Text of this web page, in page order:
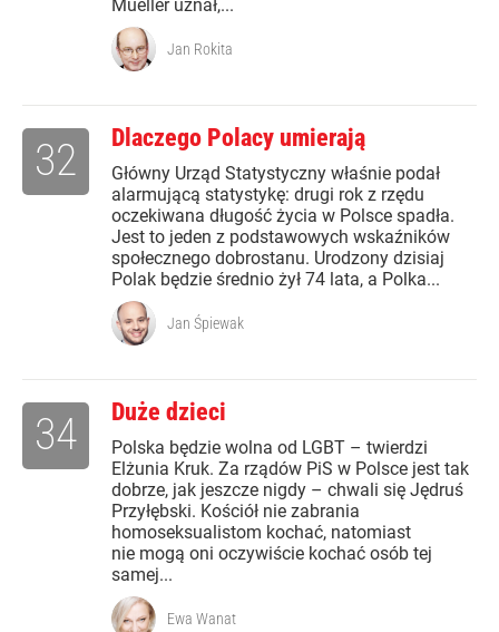
Mueller uznał,...
Jan Rokita
Dlaczego Polacy umierają
Główny Urząd Statystyczny właśnie podał
alarmującą statystykę: drugi rok z rzędu
oczekiwana długość życia w Polsce spadła.
Jest to jeden z podstawowych wskaźników
społecznego dobrostanu. Urodzony dzisiaj
Polak będzie średnio żył 74 lata, a Polka...
32
Jan Śpiewak
Duże dzieci
Polska będzie wolna od LGBT – twierdzi
Elżunia Kruk. Za rządów PiS w Polsce jest tak
dobrze, jak jeszcze nigdy – chwali się Jędruś
Przyłębski. Kościół nie zabrania
homoseksualistom kochać, natomiast
nie mogą oni oczywiście kochać osób tej
samej...
34
Ewa Wanat